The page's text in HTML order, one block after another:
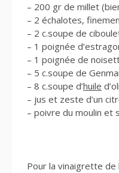
– 200 gr de millet
– 2 échalotes,
– 2 c.soupe de
– 1 poignée
– 1 poignée de
– 5 c.soupe de
– 8 c.soupe d’huile
– jus et zeste d’un
– poivre du moulin et
Pour la vinaigrette